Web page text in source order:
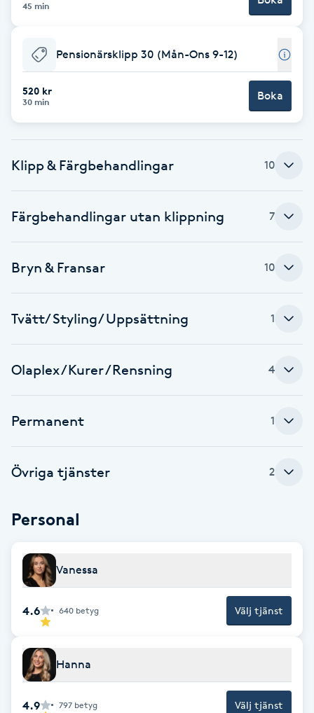
Fotsvamp
Fotvård
Fransar
Fransfärgning
Fransförlängning
Fransk manikyr
Fransrengöring
Friskvård
Friskvårdsmassage
Frisör
Funktionsanalys
Föning
Gel naglar
45 min
Pensionärsklipp 30 (Mån-Ons 9-12)
520 kr
30 min Boka
Klipp & Färgbehandlingar 10
Färgbehandlingar utan klippning 7
Bryn & Fransar 10
Tvätt/ Styling/ Uppsättning 1
Olaplex /Kurer /Rensning 4
Permanent 1
Övriga tjänster 2
Personal
Vanessa
4.6 640 betyg Välj tjänst
Hanna
4.9 797 betyg Välj tjänst